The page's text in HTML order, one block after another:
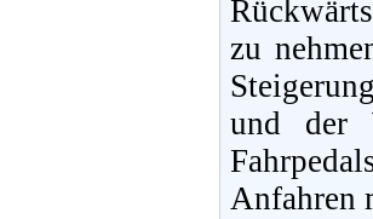
zu
und der
Anfahren